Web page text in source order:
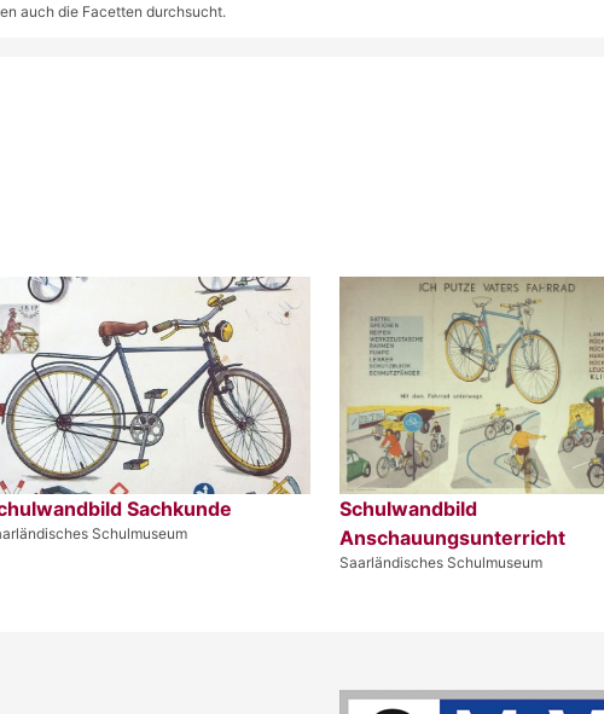
auch die Facetten durchsucht.
Sachkunde
Schulmuseum
Schulwandbild
Anschauungsunterricht
Saarländisches Schulmuseum